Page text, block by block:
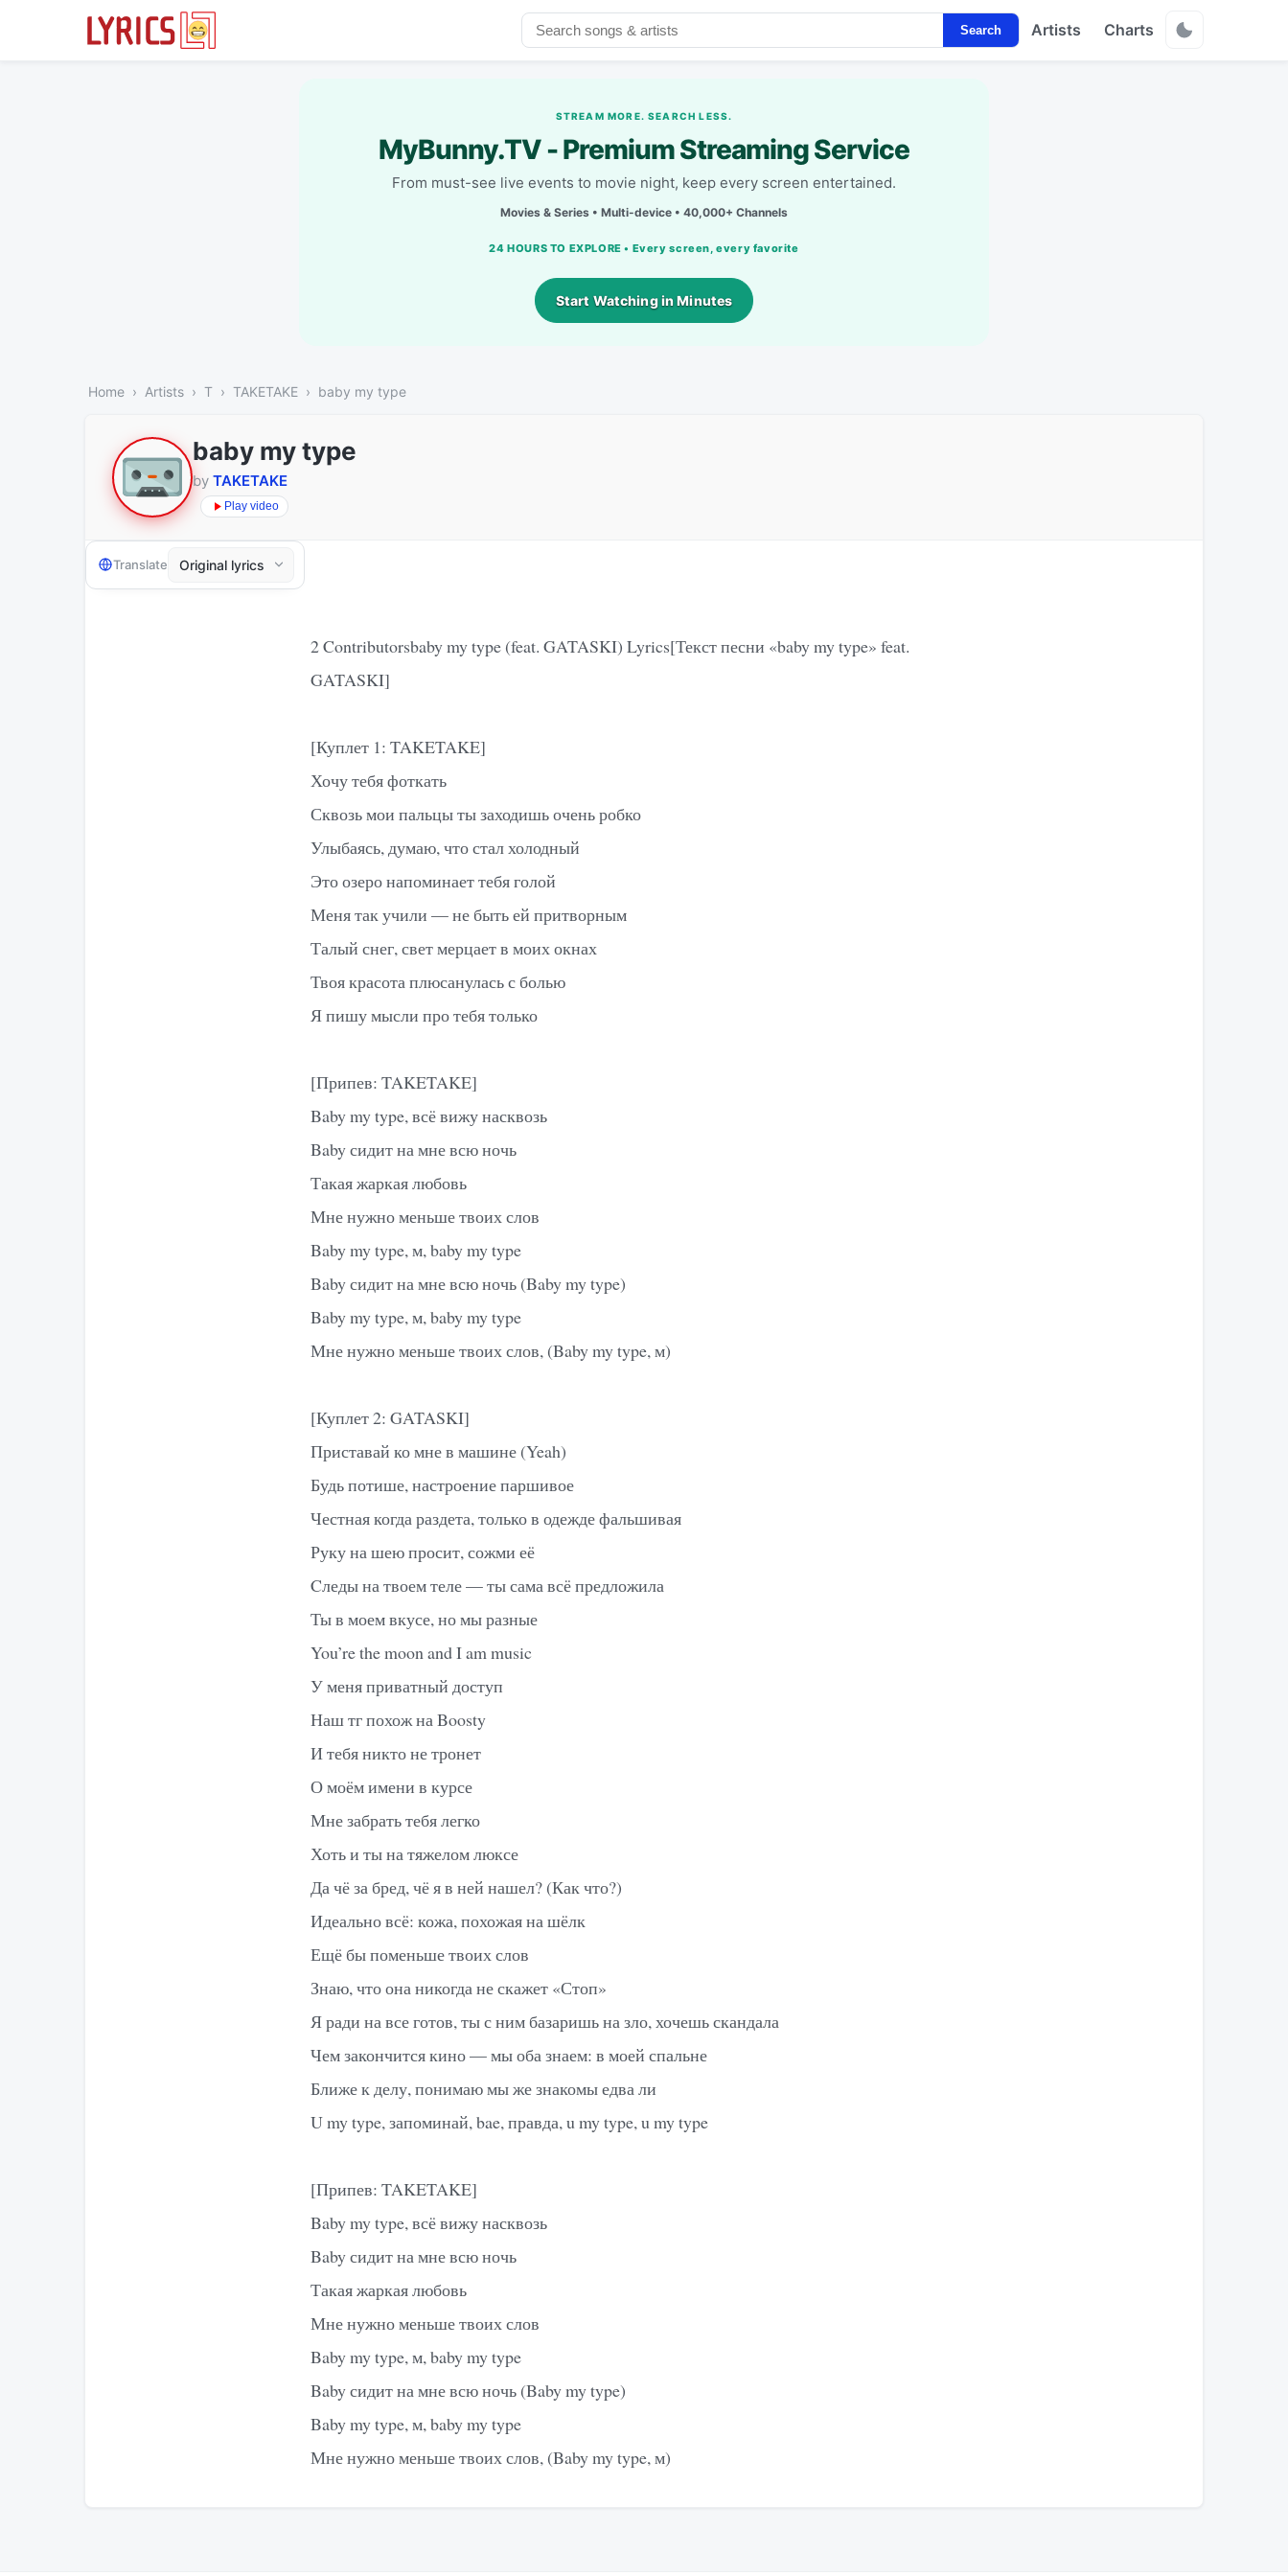
Search Artists Charts
STREAM MORE. SEARCH LESS.
MyBunny.TV - Premium Streaming Service
From must-see live events to movie night, keep every screen entertained.
Movies & Series • Multi-device • 40,000+ Channels
24 HOURS TO EXPLORE • Every screen, every favorite
Start Watching in Minutes
Home Artists T TAKETAKE baby my type
baby my type
by TAKETAKE
Play video
Translate
2 Contributorsbaby my type (feat. GATASKI) Lyrics[Текст песни «baby my type» feat.
GATASKI]
[Куплет 1: TAKETAKE]
Хочу тебя фоткать
Сквозь мои пальцы ты заходишь очень робко
Улыбаясь, думаю, что стал холодный
Это озеро напоминает тебя голой
Меня так учили — не быть ей притворным
Талый снег, свет мерцает в моих окнах
Твоя красота плюсанулась с болью
Я пишу мысли про тебя только
[Припев: TAKETAKE]
Baby my type, всё вижу насквозь
Baby сидит на мне всю ночь
Такая жаркая любовь
Мне нужно меньше твоих слов
Baby my type, м, baby my type
Baby сидит на мне всю ночь (Baby my type)
Baby my type, м, baby my type
Мне нужно меньше твоих слов, (Baby my type, м)
[Куплет 2: GATASKI]
Приставай ко мне в машине (Yeah)
Будь потише, настроение паршивое
Честная когда раздета, только в одежде фальшивая
Руку на шею просит, сожми её
Cледы на твоем теле — ты сама всё предложила
Ты в моем вкусе, но мы разные
You’re the moon and I am music
У меня приватный доступ
Наш тг похож на Boosty
И тебя никто не тронет
О моём имени в курсе
Мне забрать тебя легко
Хоть и ты на тяжелом люксе
Да чё за бред, чё я в ней нашел? (Как что?)
Идеально всё: кожа, похожая на шёлк
Ещё бы поменьше твоих слов
Знаю, что она никогда не скажет «Стоп»
Я ради на все готов, ты с ним базаришь на зло, хочешь скандала
Чем закончится кино — мы оба знаем: в моей спальне
Ближе к делу, понимаю мы же знакомы едва ли
U my type, запоминай, bae, правда, u my type, u my type
[Припев: TAKETAKE]
Baby my type, всё вижу насквозь
Baby сидит на мне всю ночь
Такая жаркая любовь
Мне нужно меньше твоих слов
Baby my type, м, baby my type
Baby сидит на мне всю ночь (Baby my type)
Baby my type, м, baby my type
Мне нужно меньше твоих слов, (Baby my type, м)